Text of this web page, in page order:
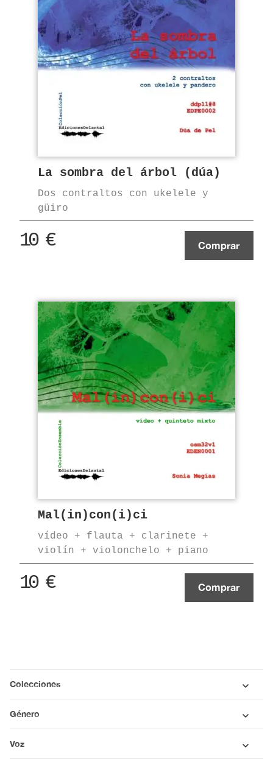
La sombra del árbol (dúa)
Dos contraltos con ukelele y
güiro
10 € Comprar
Mal(in)con(i)ci
vídeo + flauta + clarinete +
violín + violonchelo + piano
10 € Comprar
Colecciones
Género
Voz